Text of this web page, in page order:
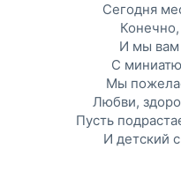
Сегодня
И мы вам
С
Мы
Любви,
Пусть
И детский